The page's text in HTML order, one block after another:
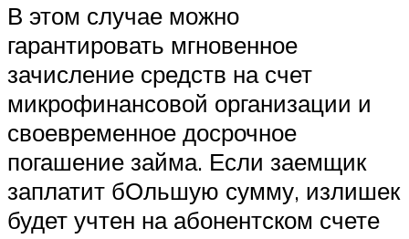
В этом случае можно
гарантировать мгновенное
зачисление средств на счет
микрофинансовой организации и
своевременное досрочное
погашение займа. Если заемщик
заплатит бОльшую сумму, излишек
будет учтен на абонентском счете